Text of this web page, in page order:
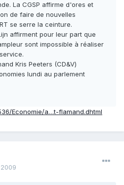
La CGSP affirme d'ores et
de faire de nouvelles
se serre la ceinture.
affirment pour leur part que
sont impossible à réaliser
Kris Peeters (CD&V)
lundi au parlement
Economie/a…t-flamand.dhtml